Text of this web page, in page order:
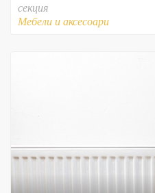
секция
Мебели и аксесоари